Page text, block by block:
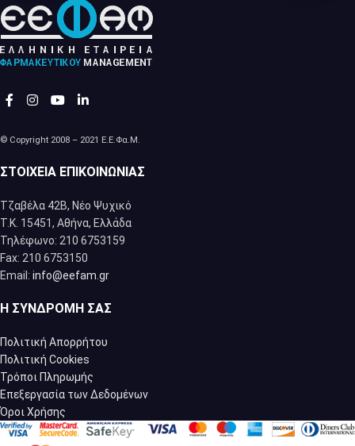
© Copyright 2008 – 2021 Ε.Ε.Φα.Μ.
ΣΤΟΙΧΕΊΑ ΕΠΙΚΟΙΝΩΝΊΑΣ
Τζαβέλα 42Β, Νέο Ψυχικό
Τ.Κ. 15451, Αθήνα, Eλλάδα
Τηλέφωνο: 210 6753159
Fax: 210 6753150
Email: info@eefam.gr
Η ΣΥΝΔΡΟΜΉ ΣΑΣ
Πολιτική Απορρήτου
Πολιτική Cookies
Τρόποι Πληρωμής
Επεξεργασία των Δεδομένων
Όροι Χρήσης